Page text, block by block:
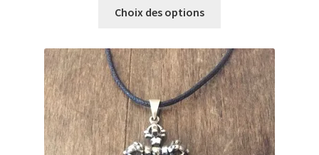
Choix des options
plusieurs
variations.
Les
options
peuvent
être